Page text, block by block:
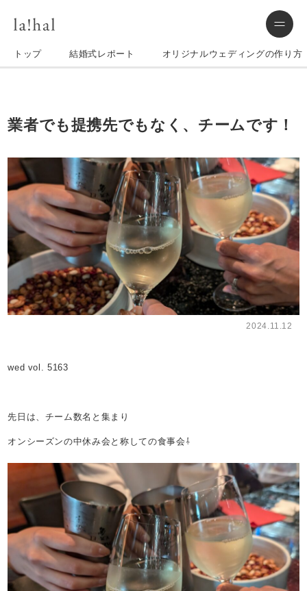
トップ 結婚式レポート オリジナルウェディングの作り方
業者でも提携先でもなく、チームです！
2024.11.12
wed vol. 5163
先日は、チーム数名と集まり
オンシーズンの中休み会と称しての食事会⇩